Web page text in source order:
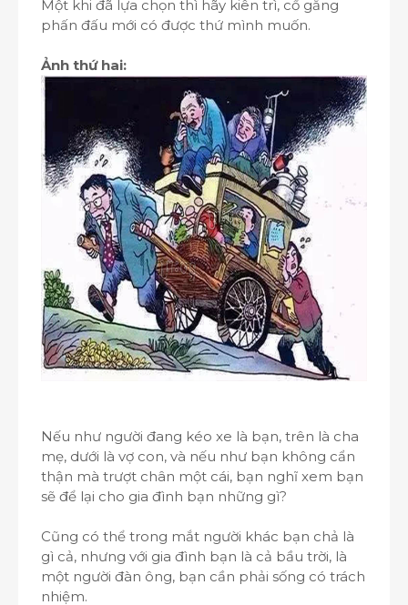
Một khi đã lựa chọn thì hãy kiên trì, cố gắng
phấn đấu mới có được thứ mình muốn.
Ảnh thứ hai:
Nếu như người đang kéo xe là bạn, trên là cha
mẹ, dưới là vợ con, và nếu như bạn không cẩn
thận mà trượt chân một cái, bạn nghĩ xem bạn
sẽ để lại cho gia đình bạn những gì?
Cũng có thể trong mắt người khác bạn chả là
gì cả, nhưng với gia đình bạn là cả bầu trời, là
một người đàn ông, bạn cần phải sống có trách
nhiệm.